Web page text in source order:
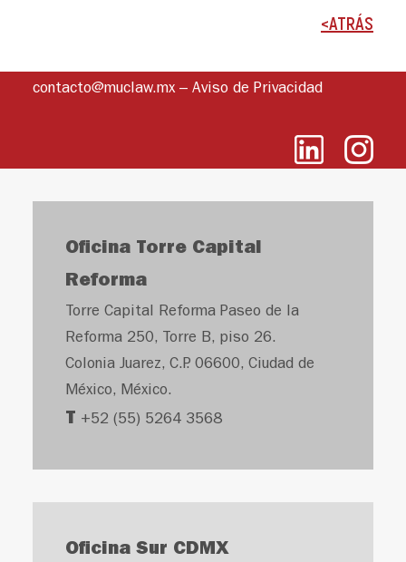
<ATRÁS
contacto@muclaw.mx– Aviso de Privacidad
Oficina Torre Capital
Reforma
Torre Capital Reforma Paseo de la
Reforma 250, Torre B, piso 26.
Colonia Juarez, C.P. 06600, Ciudad de
México, México.
T +52 (55) 5264 3568
Oficina Sur CDMX